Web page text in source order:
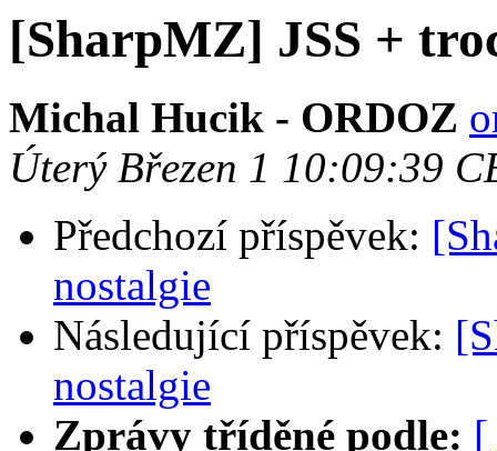
[SharpMZ] JSS +
Michal Hucik - ORDOZ
Úterý Březen 1 10:09:39
Předchozí příspěvek:
nostalgie
Následující příspěvek:
nostalgie
Zprávy tříděné podle: [